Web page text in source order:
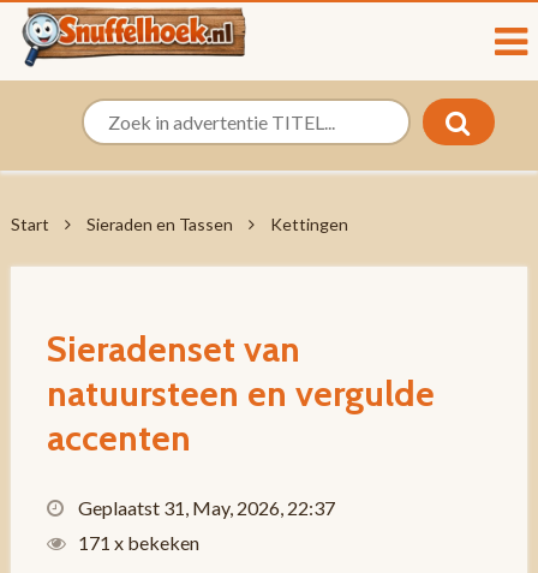
Start Sieraden en Tassen Kettingen
Sieradenset van
natuursteen en vergulde
accenten
Geplaatst 31, May, 2026, 22:37
171 x bekeken